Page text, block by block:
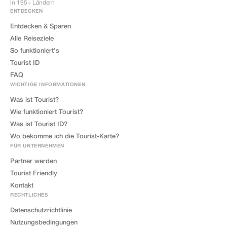
in 195+ Ländern
ENTDECKEN
Entdecken & Sparen
Alle Reiseziele
So funktioniert's
Tourist ID
FAQ
WICHTIGE INFORMATIONEN
Was ist Tourist?
Wie funktioniert Tourist?
Was ist Tourist ID?
Wo bekomme ich die Tourist-Karte?
FÜR UNTERNEHMEN
Partner werden
Tourist Friendly
Kontakt
RECHTLICHES
Datenschutzrichtlinie
Nutzungsbedingungen